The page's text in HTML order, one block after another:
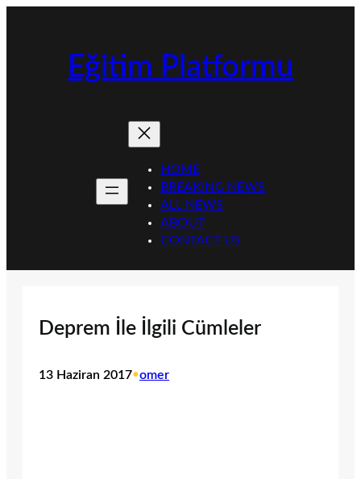
Eğitim Platformu
HOME
BREAKING NEWS
ALL NEWS
ABOUT
CONTACT US
Deprem İle İlgili Cümleler
13 Haziran 2017•omer